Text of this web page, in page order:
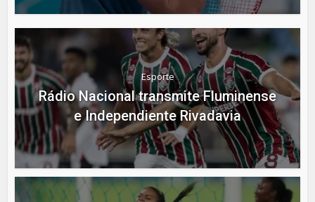
Esporte
Rádio Nacional transmite Fluminense
e Independiente Rivadavia